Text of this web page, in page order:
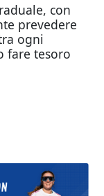
con
prevedere
ogni
fare tesoro